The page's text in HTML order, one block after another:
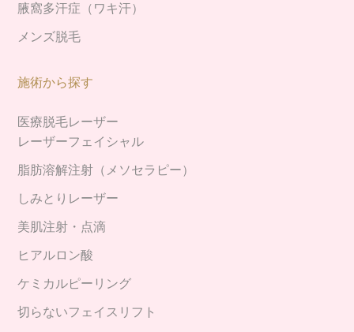
腋窩多汗症（ワキ汗）
メンズ脱毛
施術から探す
医療脱毛レーザー
レーザーフェイシャル
脂肪溶解注射（メソセラピー）
しみとりレーザー
美肌注射・点滴
ヒアルロン酸
ケミカルピーリング
切らないフェイスリフト